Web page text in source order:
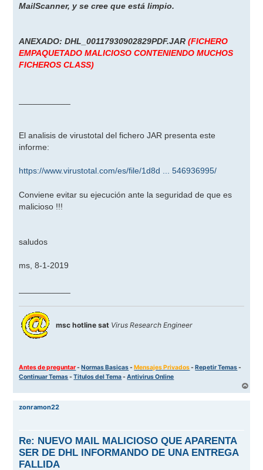
MailScanner, y se cree que está limpio.
ANEXADO: DHL_00117930902829PDF.JAR(FICHERO
EMPAQUETADO MALICIOSO CONTENIENDO MUCHOS
FICHEROS CLASS)
El analisis de virustotal del fichero JAR presenta este
informe:
https://www.virustotal.com/es/file/1d8d ... 546936995/
Conviene evitar su ejecución ante la seguridad de que es
malicioso !!!
saludos
ms, 8-1-2019
msc hotline sat Virus Research Engineer
Antes de preguntar-Normas Basicas-Mensajes Privados-Repetir Temas-
Continuar Temas-Titulos del Tema-Antivirus Online
r
zonramon22
Re: NUEVO MAIL MALICIOSO QUE APARENTA
SER DE DHL INFORMANDO DE UNA ENTREGA
FALLIDA